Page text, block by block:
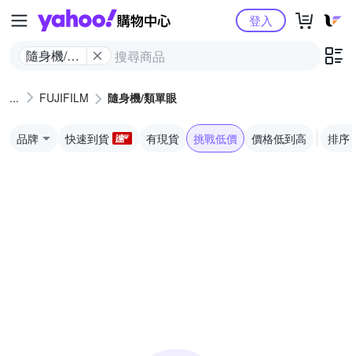
Yahoo購物中心
隨身機/類
登入
FUJIFILM 隨身機/類單眼
品牌 快速到貨 有現貨 挑戰低價 價格低到高 排序